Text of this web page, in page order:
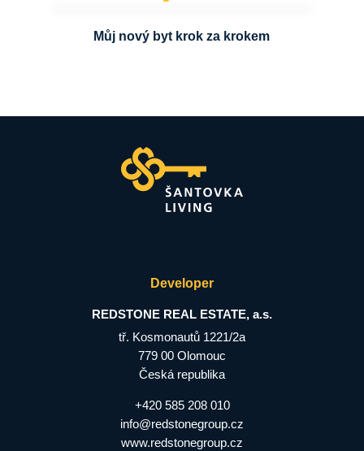
Můj nový byt krok za krokem
Developer
REDSTONE REAL ESTATE, a.s.
tř. Kosmonautů 1221/2a
779 00 Olomouc
Česká republika
+420 585 208 010
info@redstonegroup.cz
www.redstonegroup.cz